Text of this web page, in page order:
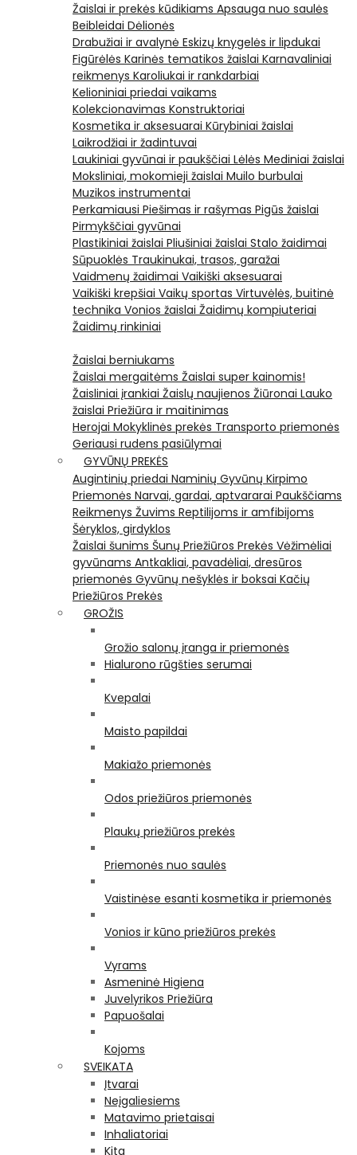
Žaislai ir prekės kūdikiams Apsauga nuo saulės
Beibleidai Dėlionės
Drabužiai ir avalynė Eskizų knygelės ir lipdukai
Figūrėlės Karinės tematikos žaislai Karnavaliniai
reikmenys Karoliukai ir rankdarbiai
Kelioniniai priedai vaikams
Kolekcionavimas Konstruktoriai
Kosmetika ir aksesuarai Kūrybiniai žaislai
Laikrodžiai ir žadintuvai
Laukiniai gyvūnai ir paukščiai Lėlės Mediniai žaislai
Moksliniai, mokomieji žaislai Muilo burbulai
Muzikos instrumentai
Perkamiausi Piešimas ir rašymas Pigūs žaislai
Pirmykščiai gyvūnai
Plastikiniai žaislai Pliušiniai žaislai Stalo žaidimai
Sūpuoklės Traukinukai, trasos, garažai
Vaidmenų žaidimai Vaikiški aksesuarai
Vaikiški krepšiai Vaikų sportas Virtuvėlės, buitinė
technika Vonios žaislai Žaidimų kompiuteriai
Žaidimų rinkiniai
Žaislai berniukams
Žaislai mergaitėms Žaislai super kainomis!
Žaisliniai įrankiai Žaislų naujienos Žiūronai Lauko
žaislai Priežiūra ir maitinimas
Herojai Mokyklinės prekės Transporto priemonės
Geriausi rudens pasiūlymai
GYVŪNŲ PREKĖS
Augintinių priedai Naminių Gyvūnų Kirpimo
Priemonės Narvai, gardai, aptvararai Paukščiams
Reikmenys Žuvims Reptilijoms ir amfibijoms
Šėryklos, girdyklos
Žaislai šunims Šunų Priežiūros Prekės Vėžimėliai
gyvūnams Antkakliai, pavadėliai, dresūros
priemonės Gyvūnų nešyklės ir boksai Kačių
Priežiūros Prekės
GROŽIS
Grožio salonų įranga ir priemonės
Hialurono rūgšties serumai
Kvepalai
Maisto papildai
Makiažo priemonės
Odos priežiūros priemonės
Plaukų priežiūros prekės
Priemonės nuo saulės
Vaistinėse esanti kosmetika ir priemonės
Vonios ir kūno priežiūros prekės
Vyrams
Asmeninė Higiena
Juvelyrikos Priežiūra
Papuošalai
Kojoms
SVEIKATA
Įtvarai
Neįgaliesiems
Matavimo prietaisai
Inhaliatoriai
Kita